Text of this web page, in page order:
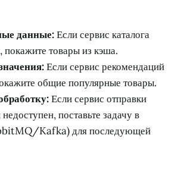
данные:Если сервис каталога
покажите товары из кэша.
Если сервис рекомендаций
общие популярные товары.
Если сервис отправки
поставьте задачу в
Kafka) для последующей